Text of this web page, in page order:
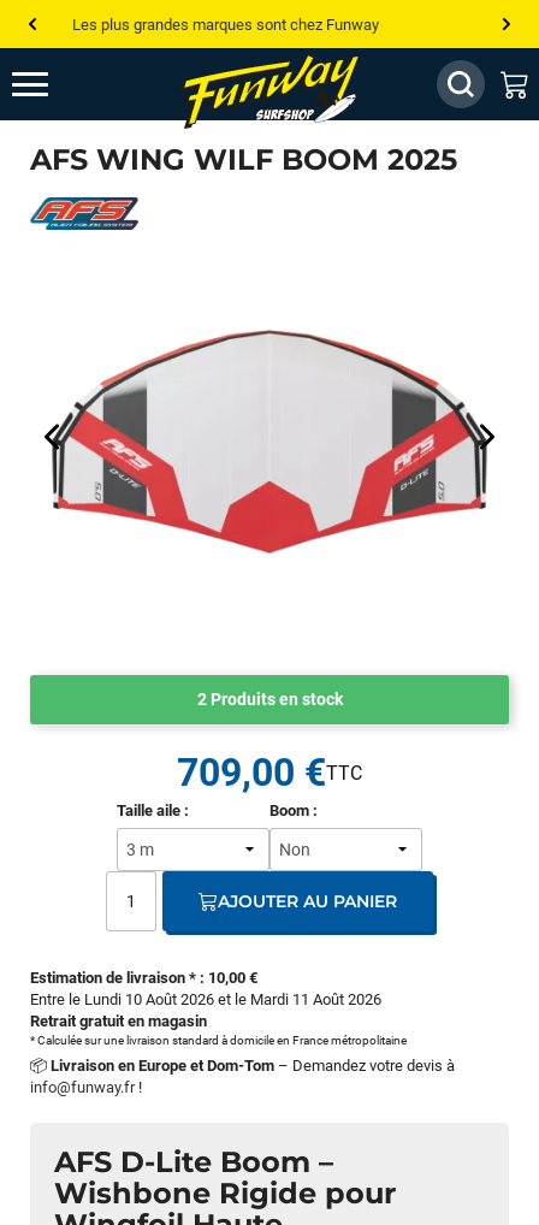
Les plus grandes marques sont chez Funway
Jusqu’à -75% de remise sur le windsurf, wingfoil, etc...
💰 Meilleur prix garanti — Moins cher ailleurs ? On s’aligne !
Besoin de conseils de pro ? Appelle nous !
AFS WING WILF BOOM 2025
AFS D-Lite Boom –
Wishbone Rigide pour
2 Produits en stock
Estimation de livraison * : 10,00 €
Entre le Lundi 10 Août 2026 et le Mardi 11 Août 2026
Retrait gratuit en magasin
* Calculée sur une livraison standard à domicile en France métropolitaine
📦 Livraison en Europe et Dom-Tom – Demandez votre devis à
info@funway.fr!
Taille aile : Boom :
709,00 €
AJOUTER AU PANIER